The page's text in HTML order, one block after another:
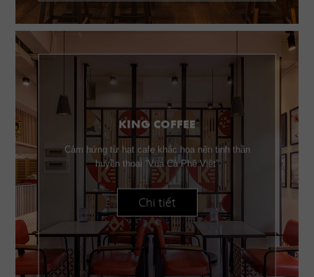
KING COFFEE
Cảm hứng từ hạt cafe khắc họa nên tinh thần
huyền thoại “Vua Cà Phê Việt”
Chi tiết